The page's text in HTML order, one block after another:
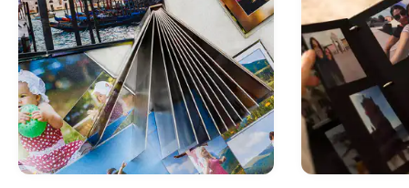
8.7Veľmi dobré hodnotenie
Odkladali ste si to na potom, na neskôr, keď budem
mať viac času... Teraz máte toho času habadej, tak
výhovorky bokom a vytvorte si fotoknihu plnú
spomienok. Minuloročné dovolenky, krásne chvíle s
rodinou či svadobné zábery. Výber necháme na
vás, technické spracovanie nechajte na